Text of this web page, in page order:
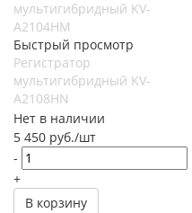
Быстрый просмотр
Регистратор
мультигибридный KV-
A2108HN
Нет в наличии
5 450 руб./шт
-
+
В корзину